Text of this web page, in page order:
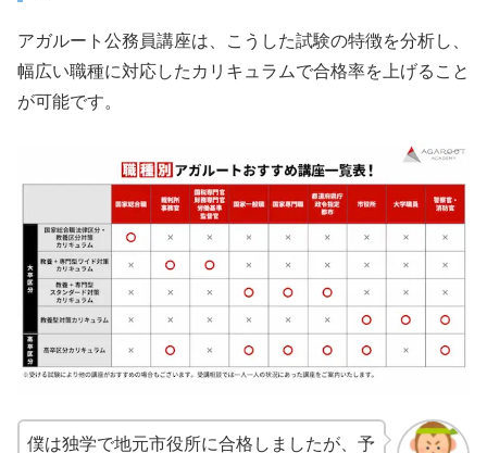
アガルート公務員講座は、こうした試験の特徴を分析し、
幅広い職種に対応したカリキュラムで合格率を上げること
が可能です。
僕は独学で地元市役所に合格しましたが、予